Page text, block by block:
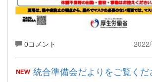
0コメント
統合準備会だよりをご覧くだ